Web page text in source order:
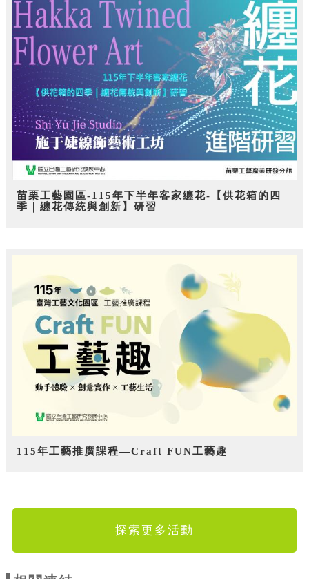
苗栗工藝園區-115年下半年客家纏花-【供花箱的四
季｜纏花傳統與創新】研習
115年工藝推廣課程—Craft FUN工藝趣
探索更多活動